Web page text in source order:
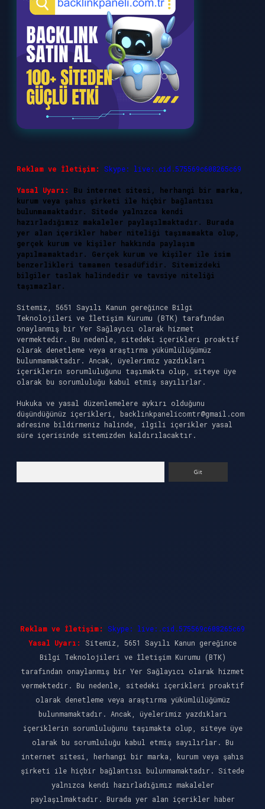
Reklam ve İletişim: Skype: live:.cid.575569c608265c69
Yasal Uyarı:
Bu internet sitesi, herhangi bir marka,
kurum veya şahıs şirketi ile hiçbir bağlantısı
bulunmamaktadır. Sitede yalnızca kendi
hazırladığımız makaleler paylaşılmaktadır. Burada
yer alan içerikler haber niteliği taşımamakta olup,
gerçek kurum ve kişiler hakkında paylaşım
yapılmamaktadır. Gerçek kurum ve kişiler ile isim
benzerlikleri tamamen tesadüfidir. Sitemizdeki
bilgiler taslak halindedir ve tavsiye niteliği
taşımazlar.
Sitemiz, 5651 Sayılı Kanun gereğince Bilgi
Teknolojileri ve İletişim Kurumu (BTK) tarafından
onaylanmış bir Yer Sağlayıcı olarak hizmet
vermektedir. Bu nedenle, sitedeki içerikleri proaktif
olarak denetleme veya araştırma yükümlülüğümüz
bulunmamaktadır. Ancak, üyelerimiz yazdıkları
içeriklerin sorumluluğunu taşımakta olup, siteye üye
olarak bu sorumluluğu kabul etmiş sayılırlar.
Hukuka ve yasal düzenlemelere aykırı olduğunu
düşündüğünüz içerikleri, backlinkpanelicomtr@gmail.com
adresine bildirmeniz halinde, ilgili içerikler yasal
süre içerisinde sitemizden kaldırılacaktır.
Reklam ve İletişim:
Skype: live:.cid.575569c608265c69
Yasal Uyarı:
Sitemiz, 5651 Sayılı Kanun gereğince
Bilgi Teknolojileri ve İletişim Kurumu (BTK)
tarafından onaylanmış bir Yer Sağlayıcı olarak hizmet
vermektedir. Bu nedenle, sitedeki içerikleri proaktif
olarak denetleme veya araştırma yükümlülüğümüz
bulunmamaktadır. Ancak, üyelerimiz yazdıkları
içeriklerin sorumluluğunu taşımakta olup, siteye üye
olarak bu sorumluluğu kabul etmiş sayılırlar. Bu
internet sitesi, herhangi bir marka, kurum veya şahıs
şirketi ile hiçbir bağlantısı bulunmamaktadır. Sitede
yalnızca kendi hazırladığımız makaleler
paylaşılmaktadır. Burada yer alan içerikler haber